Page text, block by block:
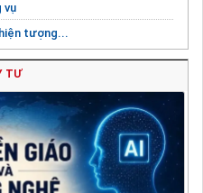
vụ
tượng...
Linh mục
TƯ